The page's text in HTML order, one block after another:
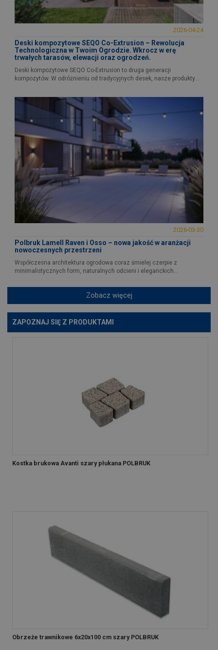
2026-04-24
Deski kompozytowe SEQO Co-Extrusion – Rewolucja
Technologiczna w Twoim Ogrodzie. Wkrocz w erę
trwałych tarasów, elewacji oraz ogrodzeń.
Deski kompozytowe SEQO Co-Extrusion to druga generacji
kompozytów. W odróżnieniu od tradycyjnych desek, nasze produkty...
2026-03-30
Polbruk Lamell Raven i Osso – nowa jakość w aranżacji
nowoczesnych przestrzeni
Współczesna architektura ogrodowa coraz śmielej czerpie z
minimalistycznych form, naturalnych odcieni i eleganckich...
Zobacz więcej
ZAPOZNAJ SIĘ Z PRODUKTAMI
Kostka brukowa Avanti szary płukana POLBRUK
Obrzeże trawnikowe 6x20x100 cm szary POLBRUK